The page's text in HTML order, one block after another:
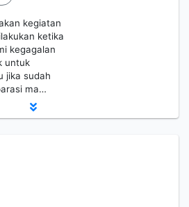
kegiatan
ketika
kegagalan
untuk
jika sudah
ma…